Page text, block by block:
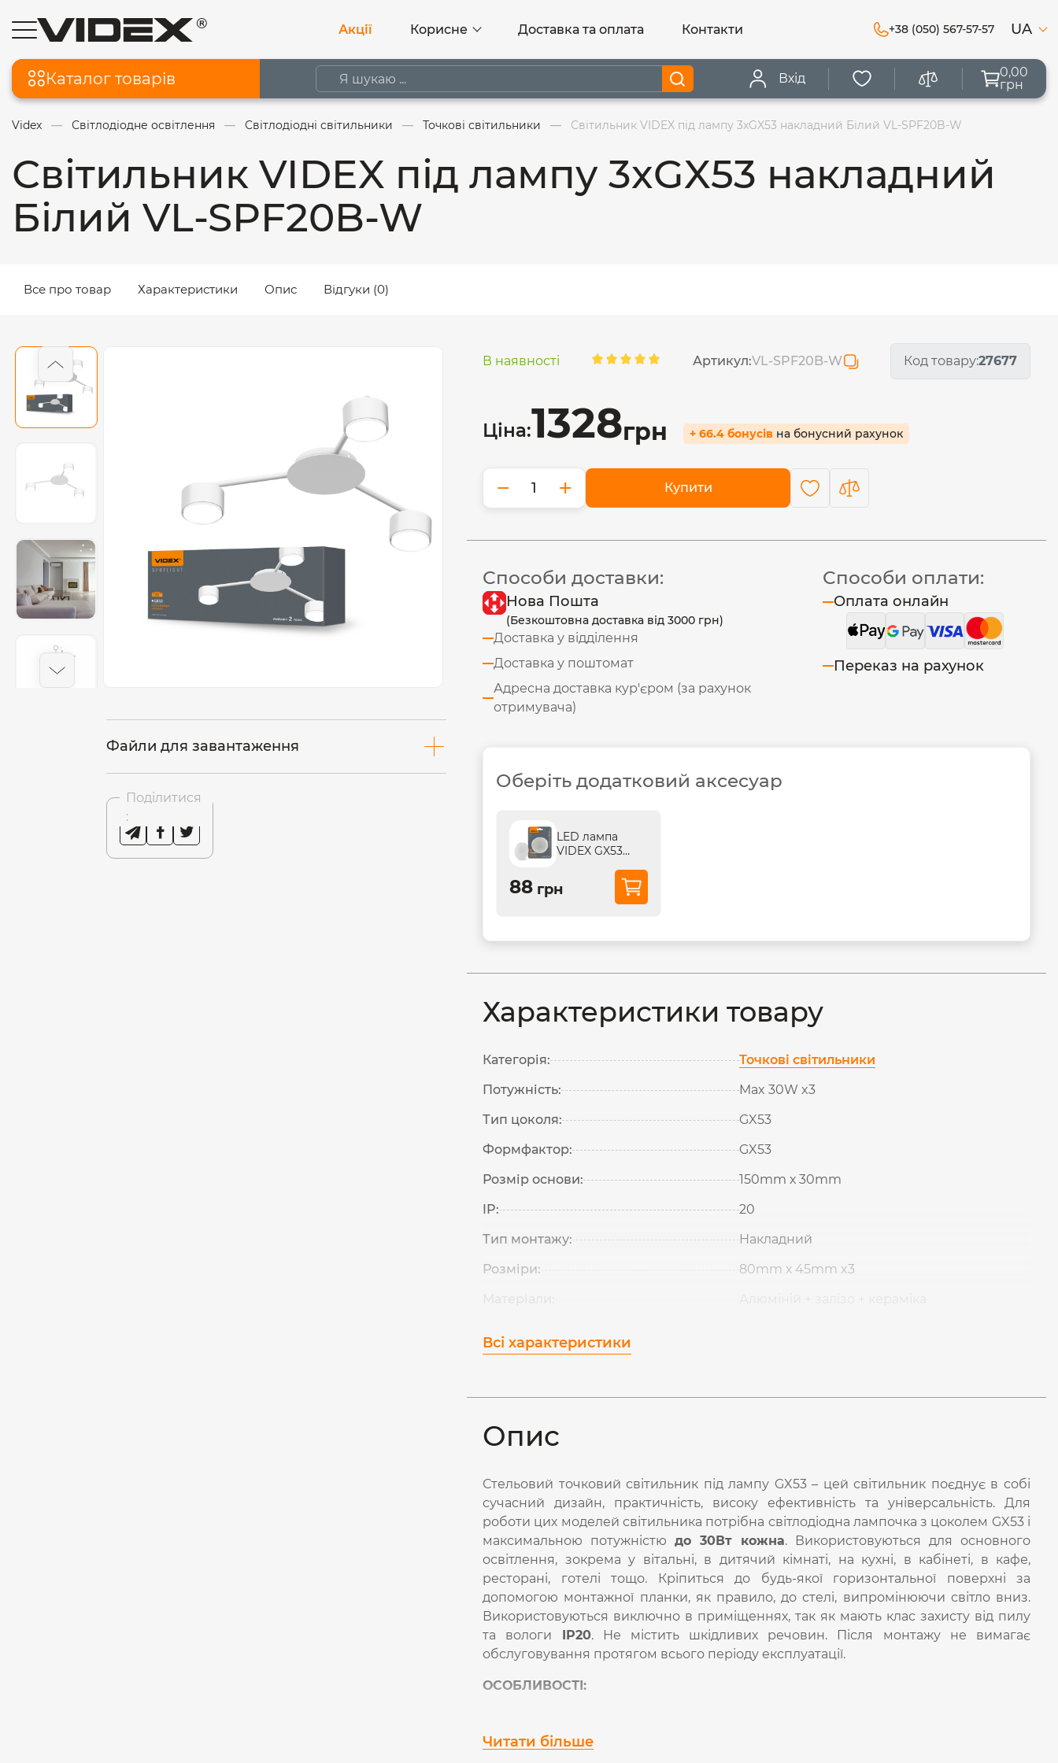
Акції Корисне Доставка та оплата Контакти +38 (050) 567-57-57 UA
Каталог товарів Вхід
0,00
грн
Videx Світлодіодне освітлення Світлодіодні світильники Точкові світильники Світильник VIDEX під лампу 3xGX53 накладний Білий VL-SPF20B-W
Світильник VIDEX під лампу 3xGX53 накладний
Білий VL-SPF20B-W
Все про товар Характеристики Опис Відгуки (0)
Файли для завантаження
Поділитися
:
В наявності Артикул:VL-SPF20B-W Код товару:27677
Ціна:1328грн + 66.4 бонусів на бонусний рахунок
− + Купити
Способи доставки:
Нова Пошта
(Безкоштовна доставка від 3000 грн)
Доставка у відділення
Доставка у поштомат
Адресна доставка кур'єром (за рахунок
отримувача)
Способи оплати:
Оплата онлайн
Переказ на рахунок
Оберіть додатковий аксесуар
LED лампа
VIDEX GX53
88 грн
Характеристики товару
Категорія:
Точкові світильники
Потужність:
Max 30W x3
Тип цоколя:
GX53
Формфактор:
GX53
Розмір основи:
150mm х 30mm
IP:
20
Тип монтажу:
Накладний
Розміри:
80mm х 45mm x3
Всі характеристики
Опис
Стельовий точковий світильник під лампу GX53 – цей світильник поєднує в собі
сучасний дизайн, практичність, високу ефективність та універсальність. Для
роботи цих моделей світильника потрібна світлодіодна лампочка з цоколем GX53 і
максимальною потужністюдо 30Вт кожна. Використовуються для основного
освітлення, зокрема у вітальні, в дитячий кімнаті, на кухні, в кабінеті, в кафе,
ресторані, готелі тощо. Кріпиться до будь-якої горизонтальної поверхні за
допомогою монтажної планки, як правило, до стелі, випромінюючи світло вниз.
Використовуються виключно в приміщеннях, так як мають клас захисту від пилу
та вологи IP20. Не містить шкідливих речовин. Після монтажу не вимагає
обслуговування протягом всього періоду експлуатації.
ОСОБЛИВОСТІ:
залежності від обраної вами лампи.
-Кількість ламп для встановлення від 3 до 8 шт в залежності від моделі
Читати більше